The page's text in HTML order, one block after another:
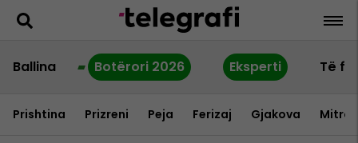
Ballina Botërori 2026 Eksperti Të
Prishtina Prizreni Peja Ferizaj Gjakova